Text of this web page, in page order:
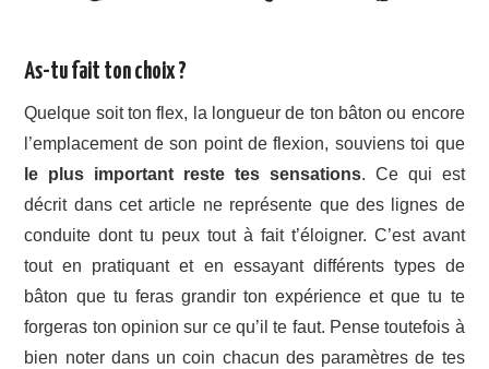
As-tu fait ton choix ?
Quelque soit ton flex, la longueur de ton bâton ou encore
l’emplacement de son point de flexion, souviens toi que
le plus important reste tes sensations. Ce qui est
décrit dans cet article ne représente que des lignes de
conduite dont tu peux tout à fait t’éloigner. C’est avant
tout en pratiquant et en essayant différents types de
bâton que tu feras grandir ton expérience et que tu te
forgeras ton opinion sur ce qu’il te faut. Pense toutefois à
bien noter dans un coin chacun des paramètres de tes